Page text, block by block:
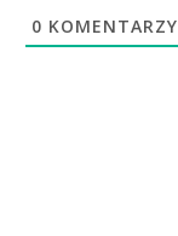
0 KOMENTARZY